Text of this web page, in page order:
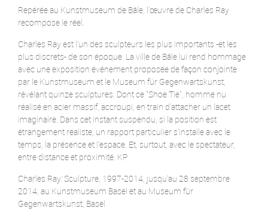
Repérée au Kunstmuseum de Bâle, l’œuvre de Charles Ray
recompose le réel.
Charles Ray est l'un des sculpteurs les plus importants -et les
plus discrets- de son époque. La ville de Bâle lui rend hommage
avec une exposition événement proposée de façon conjointe
par le Kunstmuseum et le Museum für Gegenwartskunst,
révélant quinze sculptures. Dont ce "Shoe Tie", homme nu
réalisé en acier massif, accroupi, en train d'attacher un lacet
imaginaire. Dans cet instant suspendu, si la position est
étrangement réaliste, un rapport particulier s'installe avec le
temps, la présence et l'espace. Et, surtout, avec le spectateur,
entre distance et proximité. KP
Charles Ray: Sculpture, 1997-2014, jusqu'au 28 septembre
2014, au Kunstmuseum Basel et au Museum für
Gegenwartskunst, Basel